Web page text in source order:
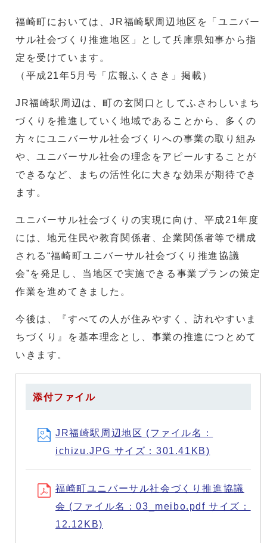
福崎町においては、JR福崎駅周辺地区を「ユニバー
サル社会づくり推進地区」として兵庫県知事から指
定を受けています。
（平成21年5月号「広報ふくさき」掲載）
JR福崎駅周辺は、町の玄関口としてふさわしいまち
づくりを推進していく地域であることから、多くの
方々にユニバーサル社会づくりへの事業の取り組み
や、ユニバーサル社会の理念をアピールすることが
できるなど、まちの活性化に大きな効果が期待でき
ます。
ユニバーサル社会づくりの実現に向け、平成21年度
には、地元住民や教育関係者、企業関係者等で構成
される“福崎町ユニバーサル社会づくり推進協議
会”を発足し、当地区で実施できる事業プランの策定
作業を進めてきました。
今後は、『すべての人が住みやすく、訪れやすいま
ちづくり』を基本理念とし、事業の推進につとめて
いきます。
添付ファイル
JR福崎駅周辺地区 (ファイル名：
ichizu.JPG サイズ：301.41KB)
福崎町ユニバーサル社会づくり推進協議
会 (ファイル名：03_meibo.pdf サイズ：
12.12KB)